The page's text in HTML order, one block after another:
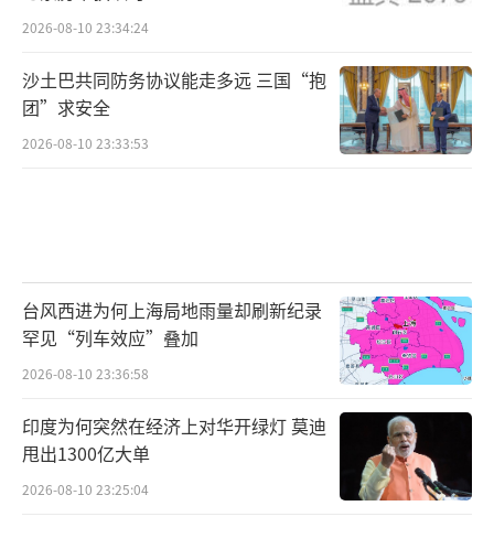
2026-08-10 23:34:24
沙土巴共同防务协议能走多远 三国“抱
团”求安全
2026-08-10 23:33:53
台风西进为何上海局地雨量却刷新纪录
罕见“列车效应”叠加
2026-08-10 23:36:58
印度为何突然在经济上对华开绿灯 莫迪
甩出1300亿大单
2026-08-10 23:25:04